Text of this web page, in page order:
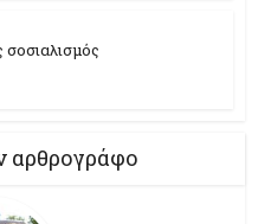
αρθρογράφο